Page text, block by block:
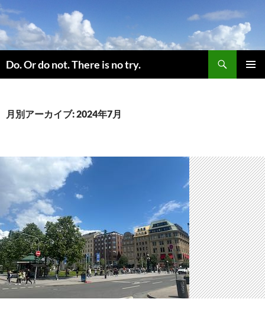
コ
ン
テ
ン
ツ
へ
ッ
Do. Or do not. There is no try.
索
月別アーカイブ: 2024年7月